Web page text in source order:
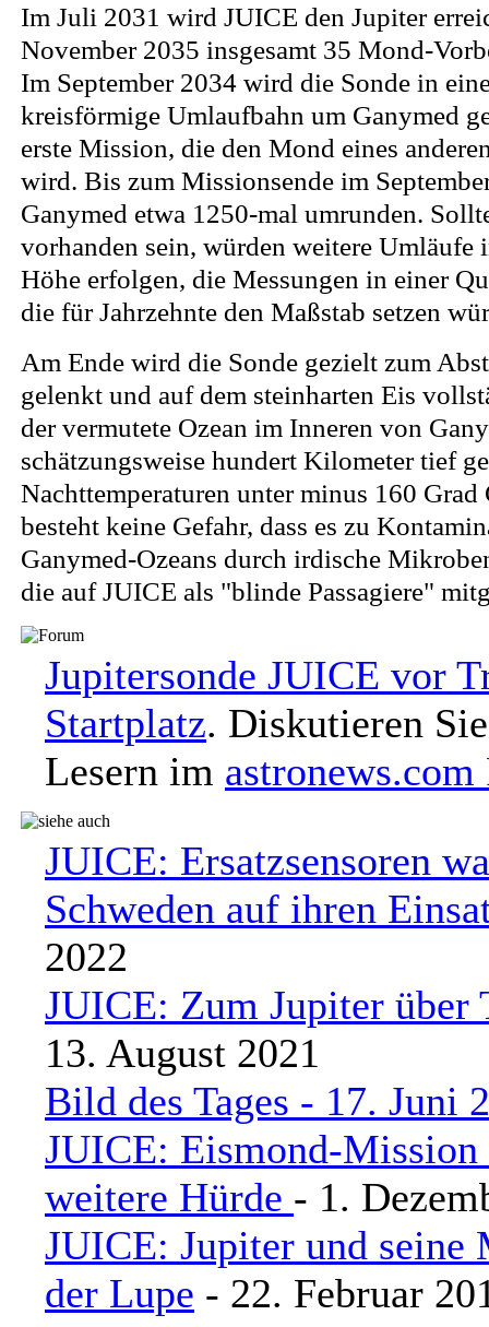
Im Juli 2031 wird JUICE den Jupiter
November 2035 insgesamt 35 Mond-
Im September 2034 wird die Sonde in
kreisförmige Umlaufbahn um Ganymed
erste Mission, die den Mond eines
wird. Bis zum Missionsende im
Ganymed etwa 1250-mal umrunden.
vorhanden sein, würden weitere
Höhe erfolgen, die Messungen in einer
die für Jahrzehnte den Maßstab setzen
Am Ende wird die Sonde gezielt zum
gelenkt und auf dem steinharten Eis
der vermutete Ozean im Inneren von
schätzungsweise hundert Kilometer tief
Nachttemperaturen unter minus 160 Grad
besteht keine Gefahr, dass es zu
Ganymed-Ozeans durch irdische
die auf JUICE als "blinde Passagiere"
Jupitersonde JUICE vor
Startplatz. Diskutieren
Lesern im
JUICE: Ersatzsensoren
Schweden auf ihren
2022
JUICE: Zum Jupiter über
13. August 2021
Bild des Tages - 17. Juni
JUICE: Eismond-
weitere Hürde - 1.
JUICE: Jupiter und seine
der Lupe - 22. Februar